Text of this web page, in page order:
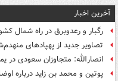
آخرین اخبار
رگبار و رعدوبرق در راه شمال
تصاویر جدید از پهپادهای
انصارالله: متجاوزان سعودی در
پوتین و محمد بن زاید درباره